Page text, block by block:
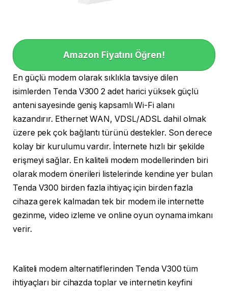
Amazon Fiyatını Öğren!
En güçlü modem olarak sıklıkla tavsiye dilen
isimlerden Tenda V300 2 adet harici yüksek güçlü
anteni sayesinde geniş kapsamlı Wi-Fi alanı
kazandırır. Ethernet WAN, VDSL/ADSL dahil olmak
üzere pek çok bağlantı türünü destekler. Son derece
kolay bir kurulumu vardır. İnternete hızlı bir şekilde
erişmeyi sağlar. En kaliteli modem modellerinden biri
olarak modem önerileri listelerinde kendine yer bulan
Tenda V300 birden fazla ihtiyaç için birden fazla
cihaza gerek kalmadan tek bir modem ile internette
gezinme, video izleme ve online oyun oynama imkanı
verir.
Kaliteli modem alternatiflerinden Tenda V300 tüm
ihtiyaçları bir cihazda toplar ve internetin keyfini